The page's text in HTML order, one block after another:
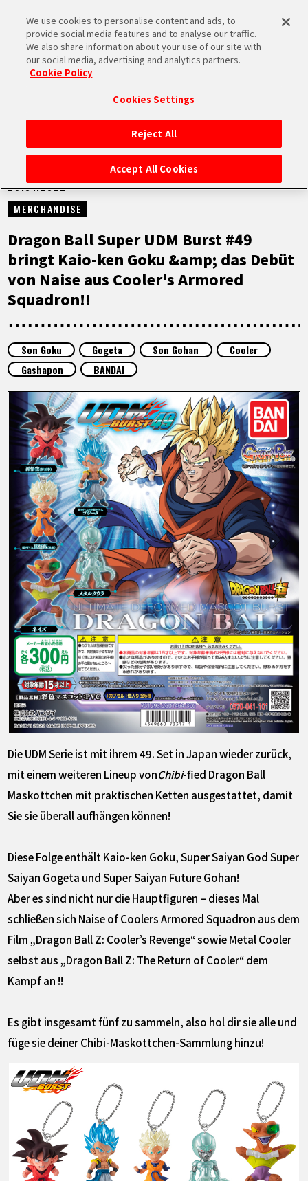
MEN
STARTSEITE
NEUES
HIGHLIGHTS
VIDEOS
INFOS
LANGUAGE
JP
EN FR DE ES
NEUES
26.01.2022
MERCHANDISE
Dragon Ball Super UDM Burst #49
bringt Kaio-ken Goku &amp; das Debüt
von Naise aus Cooler's Armored
Squadron!!
Son Goku Gogeta Son Gohan
Cooler
Gashapon
BANDAI
Die UDM Serie ist mit ihrem 49. Set in Japan wieder zurück,
mit einem weiteren Lineup vonChibi-fied Dragon Ball
Maskottchen mit praktischen Ketten ausgestattet, damit
Sie sie überall aufhängen können!
Diese Folge enthält Kaio-ken Goku, Super Saiyan God Super
Saiyan Gogeta und Super Saiyan Future Gohan!
Aber es sind nicht nur die Hauptfiguren – dieses Mal
schließen sich Naise of Coolers Armored Squadron aus dem
Film „Dragon Ball Z: Cooler’s Revenge“ sowie Metal Cooler
selbst aus „Dragon Ball Z: The Return of Cooler“ dem
Kampf an !!
Es gibt insgesamt fünf zu sammeln, also hol dir sie alle und
füge sie deiner Chibi-Maskottchen-Sammlung hinzu!
We use cookies to personalise content and ads, to
provide social media features and to analyse our traffic.
We also share information about your use of our site with
our social media, advertising and analytics partners.
Cookie Policy
Cookies Settings
Reject All
Accept All Cookies